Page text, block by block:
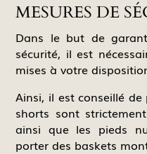
MESURES DE
Dans le but de
sécurité, il est
mises à votre
Ainsi, il est conseillé
shorts sont
ainsi que les pieds
porter des baskets